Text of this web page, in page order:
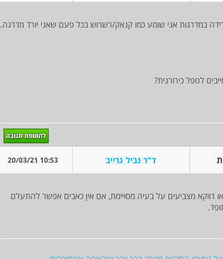
ירידה במדרגות אני שומע כמו קנאק/רשרוש בכל פעם שאני יורד מדרגה.
לטפל כירורגית?
ד"ר נביל גרייב 10:53 20/03/21
דווקא מצביעים על בעיה מסויימת, אם אין כאבים אפשר להתעלם